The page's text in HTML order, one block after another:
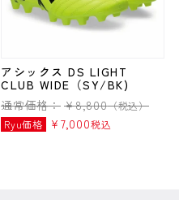
アシックス DS LIGHT
CLUB WIDE（SY/BK)
通常価格： ¥8,800（税込）
Ryu価格
¥ 7,000税込